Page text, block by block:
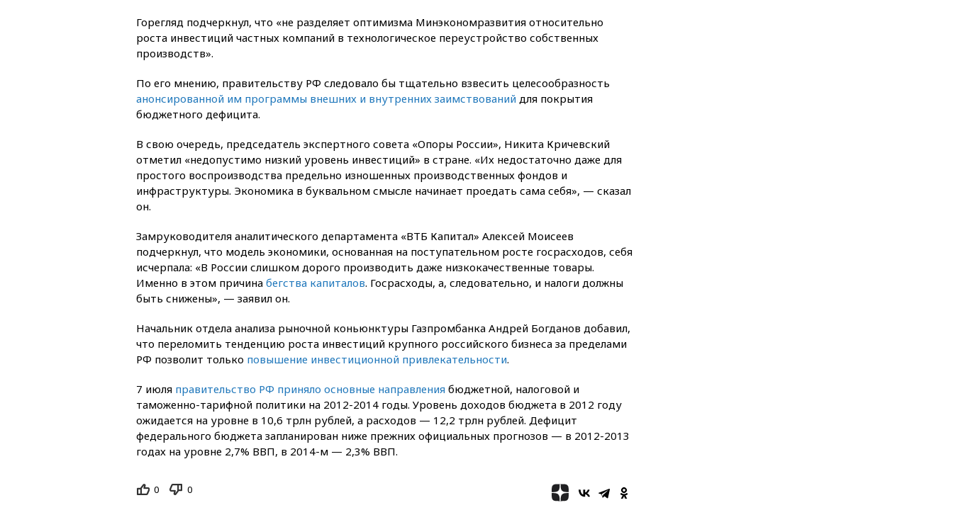
вчера, 21:56The Atlantic: Маск
вчера, 21:35 После пожара на
складе в Брянске возбудили
вчера, 21:26Лидеры сборной
РФ по гимнастике получили
официальный отказ в визах от
Хорватии
вчера, 21:00На границе
Украины с Польшей скопилось
свыше 6,5 тысячи грузовиков
пройдет в 2026 году
вчера, 20:45ПВО за день
сбила еще 75 украинских
вчера, 20:35 Велосипедист
погиб при атаке FPV-дрона в
Белгородской области
вчера, 20:30Лидию Невзорову
Суд США
Горегляд подчеркнул, что «не разделяет оптимизма Минэкономразвития относительно
роста инвестиций частных компаний в технологическое переустройство собственных
производств».
По его мнению, правительству РФ следовало бы тщательно взвесить целесообразность
анонсированной им программы внешних и внутренних заимствований для покрытия
бюджетного дефицита.
В свою очередь, председатель экспертного совета «Опоры России», Никита Кричевский
отметил «недопустимо низкий уровень инвестиций» в стране. «Их недостаточно даже для
простого воспроизводства предельно изношенных производственных фондов и
инфраструктуры. Экономика в буквальном смысле начинает проедать сама себя», — сказал
он.
Замруководителя аналитического департамента «ВТБ Капитал» Алексей Моисеев
подчеркнул, что модель экономики, основанная на поступательном росте госрасходов, себя
исчерпала: «В России слишком дорого производить даже низкокачественные товары.
Именно в этом причина бегства капиталов. Госрасходы, а, следовательно, и налоги должны
быть снижены», — заявил он.
Начальник отдела анализа рыночной коньюнктуры Газпромбанка Андрей Богданов добавил,
что переломить тенденцию роста инвестиций крупного российского бизнеса за пределами
РФ позволит только повышение инвестиционной привлекательности.
7 июля правительство РФ приняло основные направления бюджетной, налоговой и
таможенно-тарифной политики на 2012-2014 годы. Уровень доходов бюджета в 2012 году
ожидается на уровне в 10,6 трлн рублей, а расходов — 12,2 трлн рублей. Дефицит
федерального бюджета запланирован ниже прежних официальных прогнозов — в 2012-2013
годах на уровне 2,7% ВВП, в 2014-м — 2,3% ВВП.
0 0